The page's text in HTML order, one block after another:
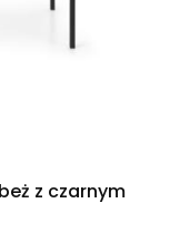
z czarnym